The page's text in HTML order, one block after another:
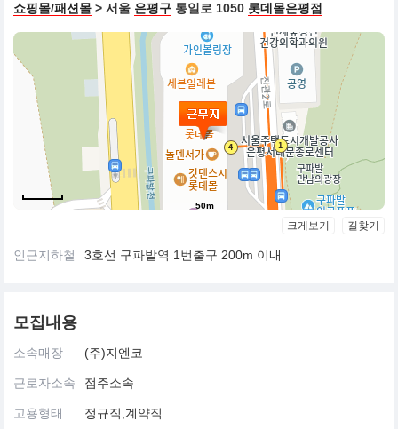
쇼핑몰/패션몰 > 서울 은평구 통일로 1050 롯데몰은평점
50m
크게보기 길찾기
인근지하철 3호선 구파발역 1번출구 200m 이내
모집내용
소속매장 (주)지엔코
근로자소속 점주소속
고용형태 정규직,계약직